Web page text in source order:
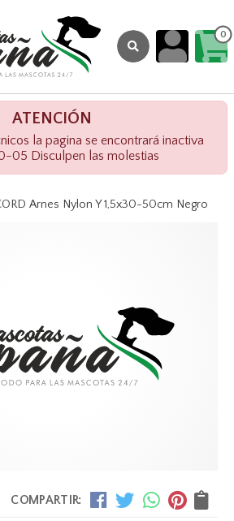
0
ATENCIÓN
la pagina se encontrará inactiva
05 Disculpen las molestias
Arnes Nylon Y 1,5x30-50cm Negro
COMPARTIR: